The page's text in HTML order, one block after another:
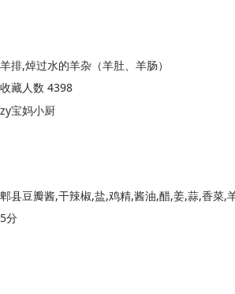
羊排,焯过水的羊杂（羊肚、羊肠）
收藏人数 4398
zy宝妈小厨
5分